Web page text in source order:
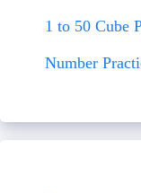
1 to 50 Cube
Number